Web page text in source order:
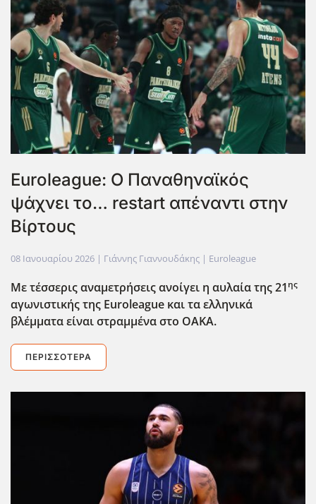
Euroleague: Ο Παναθηναϊκός
ψάχνει το… restart απέναντι στην
Βίρτους
08 Ιανουαρίου 2026 | Γιάννης Γιαννουδάκης | Euroleague
Με τέσσερις αναμετρήσεις ανοίγει η αυλαία της 21ης
αγωνιστικής της Euroleague και τα ελληνικά
βλέμματα είναι στραμμένα στο ΟΑΚΑ.
ΠΕΡΙΣΣΌΤΕΡΑ